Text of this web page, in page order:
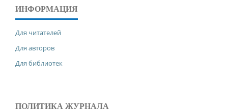
ИНФОРМАЦИЯ
Для читателей
Для авторов
Для библиотек
ПОЛИТИКА ЖУРНАЛА